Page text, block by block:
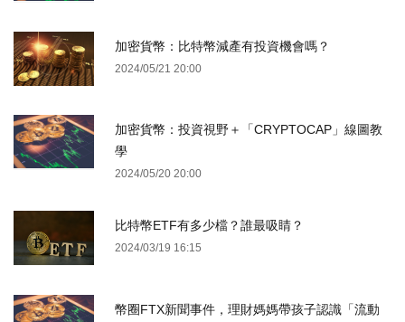
加密貨幣：比特幣減產有投資機會嗎？
2024/05/21 20:00
加密貨幣：投資視野＋「CRYPTOCAP」線圖教
學
2024/05/20 20:00
比特幣ETF有多少檔？誰最吸睛？
2024/03/19 16:15
幣圈FTX新聞事件，理財媽媽帶孩子認識「流動